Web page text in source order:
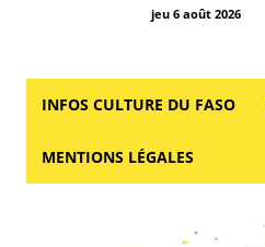
jeu 6 août 2026
INFOS CULTURE DU FASO
MENTIONS LÉGALES